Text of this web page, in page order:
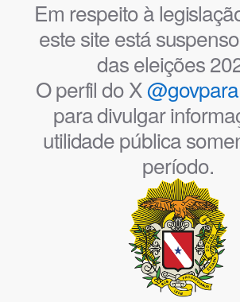
Em respeito à
este site está
das eleições
O perfil do X@govpara
para divulgar
utilidade pública
período.